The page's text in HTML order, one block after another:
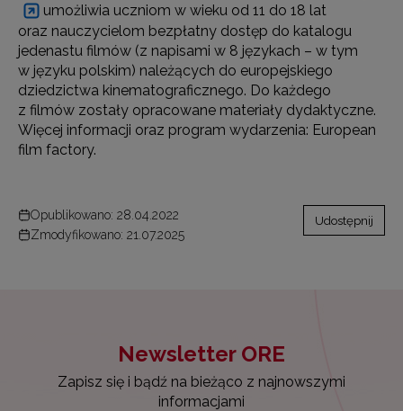
umożliwia uczniom w wieku od 11 do 18 lat
oraz nauczycielom bezpłatny dostęp do katalogu
jedenastu filmów (z napisami w 8 językach – w tym
w języku polskim) należących do europejskiego
dziedzictwa kinematograficznego. Do każdego
z filmów zostały opracowane materiały dydaktyczne.
Więcej informacji oraz program wydarzenia: European
film factory.
Opublikowano: 28.04.2022
Zmodyfikowano: 21.07.2025
Udostępnij
Newsletter ORE
Zapisz się i bądź na bieżąco z najnowszymi
informacjami